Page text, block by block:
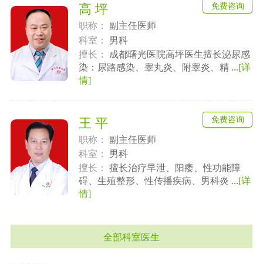
高 坪
职称：
副主任医师
科室：
男科
擅长：
成都曙光医院高坪医生擅长泌尿感
染：尿路感染、睾丸炎、附睾炎、精 ...[详
情]
免费咨询
王 平
职称：
副主任医师
科室：
男科
擅长：
擅长治疗早泄、阳痿、性功能障
碍、生殖整形、性传播疾病、男科炎 ...[详
情]
免费咨询
全部科室医生